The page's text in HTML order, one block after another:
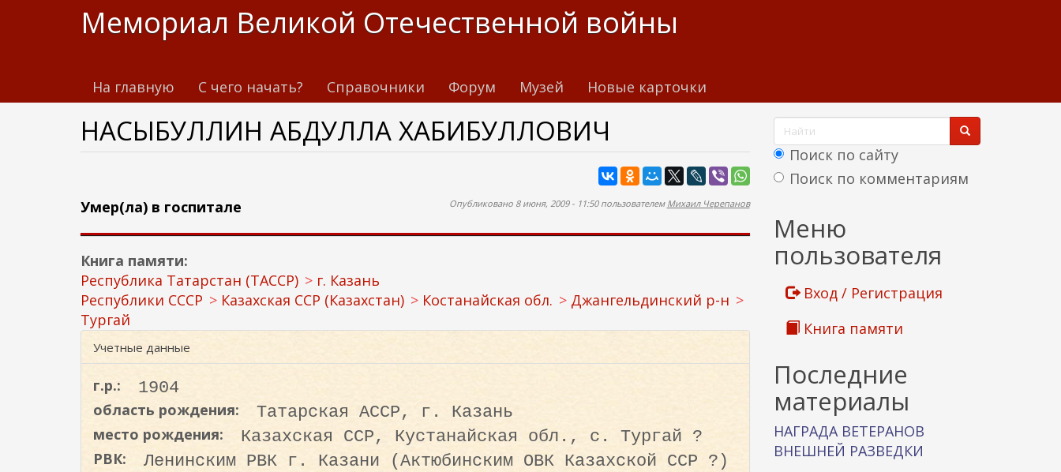
т
Мемориал Великой Отечественной войны
На главную С чего начать? Справочники Форум Музей Новые карточки
НАСЫБУЛЛИН АБДУЛЛА ХАБИБУЛЛОВИЧ
Опубликовано 8 июня, 2009 - 11:50 пользователем Михаил Черепанов
Умер(ла) в госпитале
Книга памяти:
Республика Татарстан (ТАССР)
г. Казань
Республики СССР
Казахская ССР (Казахстан) Костанайская обл.
Джангельдинский р-н
Тургай
Учетные данные
г.р.: 1904
область рождения: Татарская АССР, г. Казань
место рождения: Казахская ССР, Кустанайская обл., с. Тургай ?
РВК: Ленинским РВК г. Казани (Актюбинским ОВК Казахской ССР ?)
Ф
о
р
а
п
о
и
к
а
Поиск по сайту
Поиск по комментариям
Меню
пользователя
Вход / Регистрация
Книга памяти
Последние
материалы
НАГРАДА ВЕТЕРАНОВ
ВНЕШНЕЙ РАЗВЕДКИ